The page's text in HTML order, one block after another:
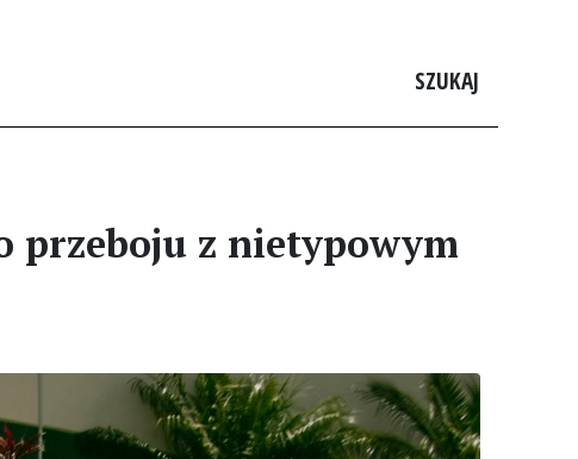
SZUKAJ
przeboju z nietypowym